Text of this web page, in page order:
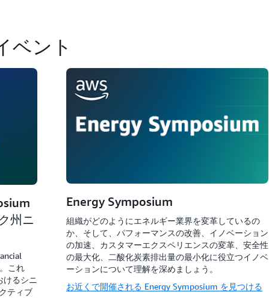
ベント
州ニ
これ
けるシニ
ティブ
Energy Symposium
組織がどのようにエネルギー業界を変革しているの
か、そして、パフォーマンスの改善、イノベーション
の加速、カスタマーエクスペリエンスの変革、安全性
の最大化、二酸化炭素排出量の最小化に役立つイノベ
ーションについて理解を深めましょう。
お近くで開催される Energy Symposium を見つける